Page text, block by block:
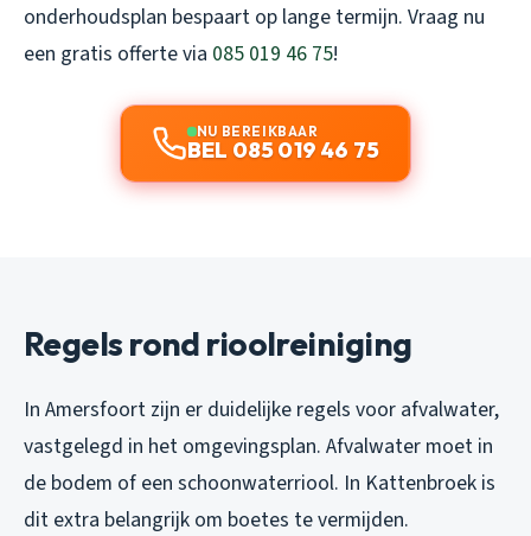
onderhoudsplan bespaart op lange termijn. Vraag nu
een gratis offerte via 085 019 46 75!
NU BEREIKBAAR
BEL 085 019 46 75
Regels rond rioolreiniging
In Amersfoort zijn er duidelijke regels voor afvalwater,
vastgelegd in het omgevingsplan. Afvalwater moet in
de bodem of een schoonwaterriool. In Kattenbroek is
dit extra belangrijk om boetes te vermijden.